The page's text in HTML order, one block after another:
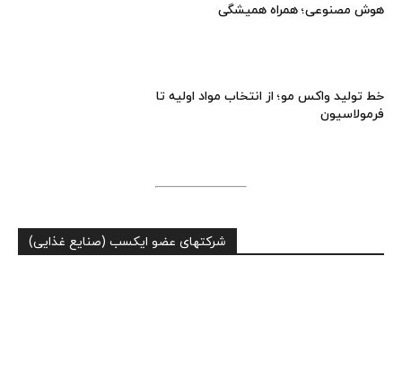
هوش مصنوعی؛ همراه همیشگی
خط تولید واکس مو؛ از انتخاب مواد اولیه تا
فرمولاسیون
شرکتهای عضو ایکسب (صنایع غذایی)